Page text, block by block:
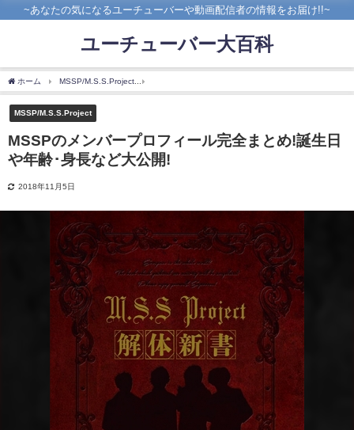
~あなたの気になるユーチューバーや動画配信者の情報をお届け!!~
ユーチューバー大百科
ホーム MSSP/M.S.S.Project
MSSP/M.S.S.Project
MSSPのメンバープロフィール完全まとめ!誕生日
や年齢･身長など大公開!
2018年11月5日